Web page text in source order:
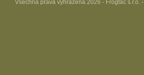
Všechna práva vyhrazena 2026 - Frogtac s.r.o. -